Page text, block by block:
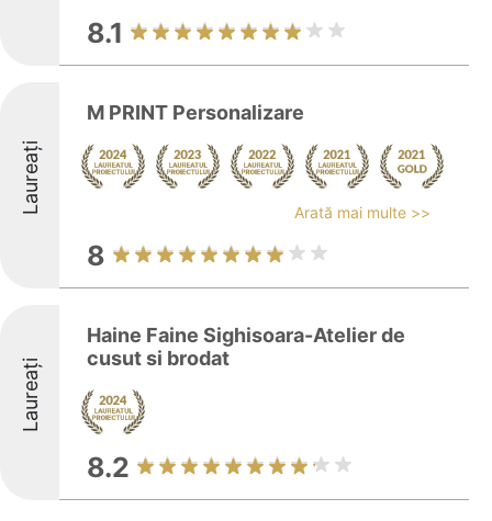
8.1
Laureați
M PRINT Personalizare
Arată mai multe >>
8
Laureați
Haine Faine Sighisoara-Atelier de
cusut si brodat
8.2